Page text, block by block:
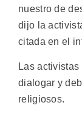
nuestro de
dijo la
citada en el
Las
dialogar y
religiosos.